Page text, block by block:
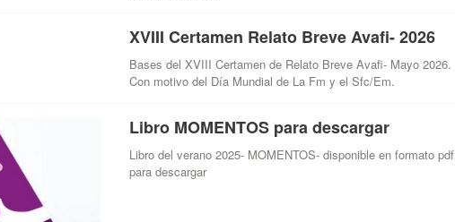
XVIII Certamen Relato Breve Avafi- 2026
Bases del XVIII Certamen de Relato Breve Avafi- Mayo 2026.
Con motivo del Día Mundial de La Fm y el Sfc/Em.
Libro MOMENTOS para descargar
Libro del verano 2025- MOMENTOS- disponible en formato pdf
para descargar